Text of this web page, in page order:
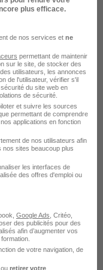
à la
Maroni
plus efficace.
de nos services et ne
permettant de maintenir
sur le site, de stocker des
utilisateurs, les annonces
de l'utilisateur, vérifier s'il
du site web en
de sécurité.
et suivre les sources
permettant de comprendre
applications en fonction
de nos utilisateurs afin
nos sites beaucoup plus
les interfaces de
des offres d'emploi ou
Google Ads , Critéo,
des publicités pour des
afin d’augmenter vos
de votre navigation, de
ou retirer votre